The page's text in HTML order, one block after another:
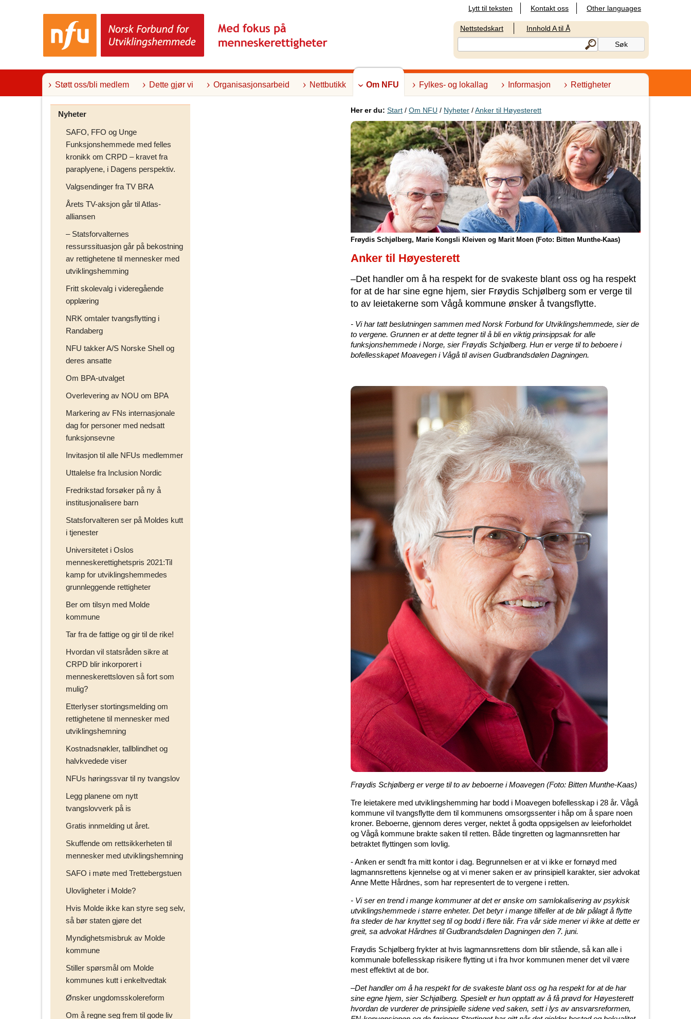
o
Lytt til teksten Kontakt oss Other languages
Nettstedskart Innhold A til Å
Støtt oss/bli medlem Dette gjør vi Organisasjonsarbeid Nettbutikk Om NFU Fylkes- og lokallag Informasjon Rettigheter
Nyheter
SAFO, FFO og Unge
Funksjonshemmede med felles
kronikk om CRPD – kravet fra
paraplyene, i Dagens perspektiv.
Valgsendinger fra TV BRA
Årets TV-aksjon går til Atlas-
alliansen
– Statsforvalternes
ressurssituasjon går på bekostning
av rettighetene til mennesker med
utviklingshemming
Fritt skolevalg i videregående
opplæring
NRK omtaler tvangsflytting i
Randaberg
NFU takker A/S Norske Shell og
deres ansatte
Om BPA-utvalget
Overlevering av NOU om BPA
Markering av FNs internasjonale
dag for personer med nedsatt
funksjonsevne
Invitasjon til alle NFUs medlemmer
Uttalelse fra Inclusion Nordic
Fredrikstad forsøker på ny å
institusjonalisere barn
Statsforvalteren ser på Moldes kutt
i tjenester
Universitetet i Oslos
menneskerettighetspris 2021:Til
kamp for utviklingshemmedes
grunnleggende rettigheter
Ber om tilsyn med Molde
kommune
Tar fra de fattige og gir til de rike!
Hvordan vil statsråden sikre at
CRPD blir inkorporert i
menneskerettsloven så fort som
mulig?
Etterlyser stortingsmelding om
rettighetene til mennesker med
utviklingshemning
Kostnadsnøkler, tallblindhet og
halvkvedede viser
NFUs høringssvar til ny tvangslov
Legg planene om nytt
tvangslovverk på is
Gratis innmelding ut året.
Skuffende om rettsikkerheten til
mennesker med utviklingshemning
SAFO i møte med Trettebergstuen
Ulovligheter i Molde?
Hvis Molde ikke kan styre seg selv,
så bør staten gjøre det
Myndighetsmisbruk av Molde
kommune
Stiller spørsmål om Molde
kommunes kutt i enkeltvedtak
Ønsker ungdomsskolereform
Om å regne seg frem til gode liv
Her er du: Start / Om NFU / Nyheter /Anker til Høyesterett
Frøydis Schjølberg, Marie Kongsli Kleiven og Marit Moen (Foto: Bitten Munthe-Kaas)
Anker til Høyesterett
–Det handler om å ha respekt for de svakeste blant oss og ha respekt
for at de har sine egne hjem, sier Frøydis Schjølberg som er verge til
to av leietakerne som Vågå kommune ønsker å tvangsflytte.
- Vi har tatt beslutningen sammen med Norsk Forbund for Utviklingshemmede, sier de
to vergene. Grunnen er at dette tegner til å bli en viktig prinsippsak for alle
funksjonshemmede i Norge, sier Frøydis Schjølberg. Hun er verge til to beboere i
bofellesskapet Moavegen i Vågå til avisen Gudbrandsdølen Dagningen.
Frøydis Schjølberg er verge til to av beboerne i Moavegen (Foto: Bitten Munthe-Kaas)
Tre leietakere med utviklingshemming har bodd i Moavegen bofellesskap i 28 år. Vågå
kommune vil tvangsflytte dem til kommunens omsorgssenter i håp om å spare noen
kroner. Beboerne, gjennom deres verger, nektet å godta oppsigelsen av leieforholdet
og Vågå kommune brakte saken til retten. Både tingretten og lagmannsretten har
betraktet flyttingen som lovlig.
- Anken er sendt fra mitt kontor i dag. Begrunnelsen er at vi ikke er fornøyd med
lagmannsrettens kjennelse og at vi mener saken er av prinsipiell karakter, sier advokat
Anne Mette Hårdnes, som har representert de to vergene i retten.
- Vi ser en trend i mange kommuner at det er ønske om samlokalisering av psykisk
utviklingshemmede i større enheter. Det betyr i mange tilfeller at de blir pålagt å flytte
fra steder de har knyttet seg til og bodd i flere tiår. Fra vår side mener vi ikke at dette er
greit, sa advokat Hårdnes til Gudbrandsdølen Dagningen den 7. juni.
Frøydis Schjølberg frykter at hvis lagmannsrettens dom blir stående, så kan alle i
kommunale bofellesskap risikere flytting ut i fra hvor kommunen mener det vil være
mest effektivt at de bor.
–Det handler om å ha respekt for de svakeste blant oss og ha respekt for at de har
sine egne hjem, sier Schjølberg. Spesielt er hun opptatt av å få prøvd for Høyesterett
hvordan de vurderer de prinsipielle sidene ved saken, sett i lys av ansvarsreformen,